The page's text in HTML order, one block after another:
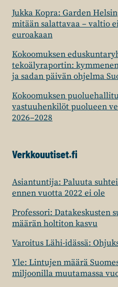
Jukka Kopra: Garden
mitään salattavaa – valtio
euroakaan
Kokoomuksen
tekoälyraportin:
ja sadan päivän ohjelma
Kokoomuksen
vastuuhenkilöt puolueen
2026–2028
Verkkouutiset.fi
Asiantuntija: Paluuta
ennen vuotta 2022 ei ole
Professori: Datakeskusten
määrän holtiton kasvu
Varoitus Lähi-idässä:
Yle: Lintujen määrä
miljoonilla muutamassa